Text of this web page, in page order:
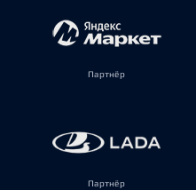
Партнёр
Партнёр